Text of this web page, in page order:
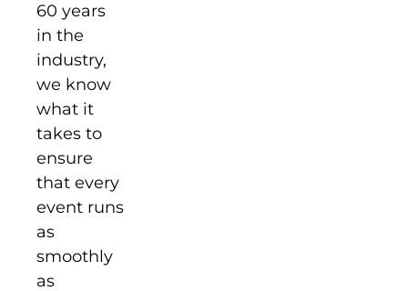
60 years
in the
industry,
we know
what it
takes to
ensure
that every
event runs
as
smoothly
as